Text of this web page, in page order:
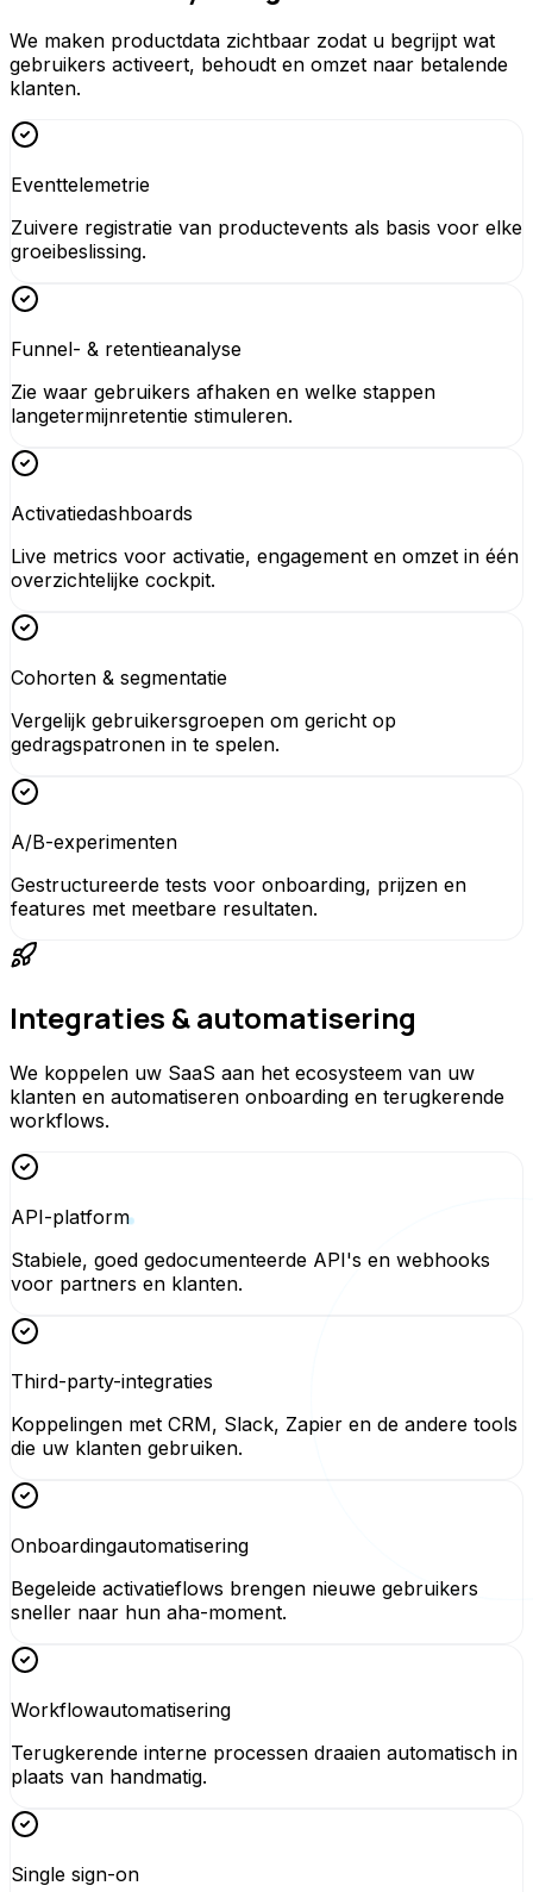
We maken productdata zichtbaar zodat u begrijpt wat
gebruikers activeert, behoudt en omzet naar betalende
klanten.
Eventtelemetrie
Zuivere registratie van productevents als basis voor elke
groeibeslissing.
Funnel- & retentieanalyse
Zie waar gebruikers afhaken en welke stappen
langetermijnretentie stimuleren.
Activatiedashboards
Live metrics voor activatie, engagement en omzet in één
overzichtelijke cockpit.
Cohorten & segmentatie
Vergelijk gebruikersgroepen om gericht op
gedragspatronen in te spelen.
A/B-experimenten
Gestructureerde tests voor onboarding, prijzen en
features met meetbare resultaten.
Integraties & automatisering
We koppelen uw SaaS aan het ecosysteem van uw
klanten en automatiseren onboarding en terugkerende
workflows.
API-platform
Stabiele, goed gedocumenteerde API's en webhooks
voor partners en klanten.
Third-party-integraties
Koppelingen met CRM, Slack, Zapier en de andere tools
die uw klanten gebruiken.
Onboardingautomatisering
Begeleide activatieflows brengen nieuwe gebruikers
sneller naar hun aha-moment.
Workflowautomatisering
Terugkerende interne processen draaien automatisch in
plaats van handmatig.
Single sign-on